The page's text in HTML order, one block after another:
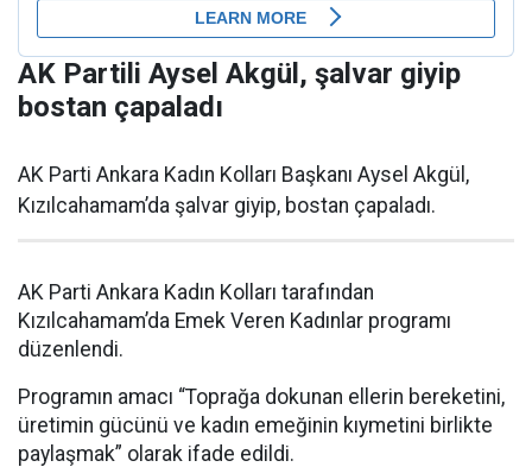
AK Partili Aysel Akgül, şalvar giyip
bostan çapaladı
AK Parti Ankara Kadın Kolları Başkanı Aysel Akgül,
Kızılcahamam’da şalvar giyip, bostan çapaladı.
AK Parti Ankara Kadın Kolları tarafından
Kızılcahamam’da Emek Veren Kadınlar programı
düzenlendi.
Programın amacı “Toprağa dokunan ellerin bereketini,
üretimin gücünü ve kadın emeğinin kıymetini birlikte
paylaşmak” olarak ifade edildi.